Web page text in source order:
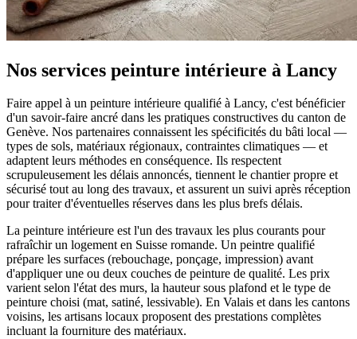
Nos services peinture intérieure à Lancy
Faire appel à un peinture intérieure qualifié à Lancy, c'est bénéficier
d'un savoir-faire ancré dans les pratiques constructives du canton de
Genève. Nos partenaires connaissent les spécificités du bâti local —
types de sols, matériaux régionaux, contraintes climatiques — et
adaptent leurs méthodes en conséquence. Ils respectent
scrupuleusement les délais annoncés, tiennent le chantier propre et
sécurisé tout au long des travaux, et assurent un suivi après réception
pour traiter d'éventuelles réserves dans les plus brefs délais.
La peinture intérieure est l'un des travaux les plus courants pour
rafraîchir un logement en Suisse romande. Un peintre qualifié
prépare les surfaces (rebouchage, ponçage, impression) avant
d'appliquer une ou deux couches de peinture de qualité. Les prix
varient selon l'état des murs, la hauteur sous plafond et le type de
peinture choisi (mat, satiné, lessivable). En Valais et dans les cantons
voisins, les artisans locaux proposent des prestations complètes
incluant la fourniture des matériaux.